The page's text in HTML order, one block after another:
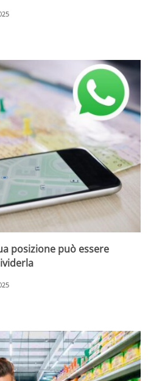
posizione può essere